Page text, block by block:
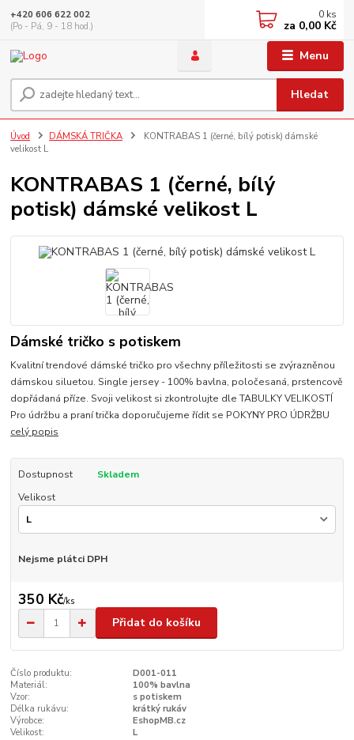
Menu
Hledat
+420 606 622 002
(Po - Pá, 9 - 18 hod.)
0 ks
za 0,00 Kč
Úvod DÁMSKÁ TRIČKA
KONTRABAS 1 (černé, bílý potisk) dámské
velikost L
KONTRABAS 1 (černé, bílý
potisk) dámské velikost L
Dámské tričko s potiskem
Kvalitní trendové dámské tričko pro všechny příležitosti se zvýrazněnou
dámskou siluetou. Single jersey - 100% bavlna, poločesaná, prstencově
dopřádaná příze. Svoji velikost si zkontrolujte dle TABULKY VELIKOSTÍ
Pro údržbu a praní trička doporučujeme řídit se POKYNY PRO ÚDRŽBU
celý popis
Dostupnost
Skladem
Velikost
Nejsme plátci DPH
350 Kč/ks
Přidat do košíku
Číslo produktu:
D001-011
Materiál:
100% bavlna
Vzor:
s potiskem
Délka rukávu:
krátký rukáv
Výrobce:
EshopMB.cz
Velikost:
L